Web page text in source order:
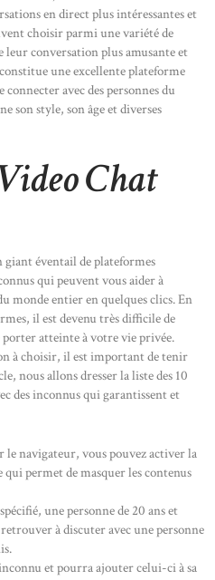
en direct plus intéressantes et
choisir parmi une variété de
conversation plus amusante et
une excellente plateforme
avec des personnes du
son style, son âge et diverses
Chat
éventail de plateformes
qui peuvent vous aider à
monde entier en quelques clics. En
il est devenu très difficile de
porter atteinte à votre vie privée.
à choisir, il est important de tenir
nous allons dresser la liste des 10
des inconnus qui garantissent et
navigateur, vous pouvez activer la
qui permet de masquer les contenus
une personne de 20 ans et
à discuter avec une personne
et pourra ajouter celui-ci à sa